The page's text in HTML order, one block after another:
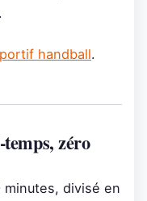
handball.
zéro
minutes, divisé en